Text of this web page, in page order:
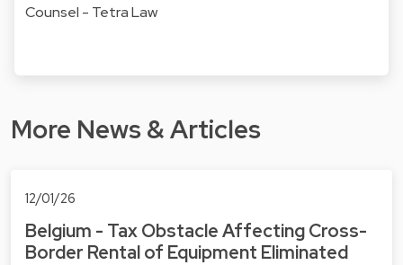
Counsel - Tetra Law
More News & Articles
12/01/26
Belgium - Tax Obstacle Affecting Cross-
Border Rental of Equipment Eliminated